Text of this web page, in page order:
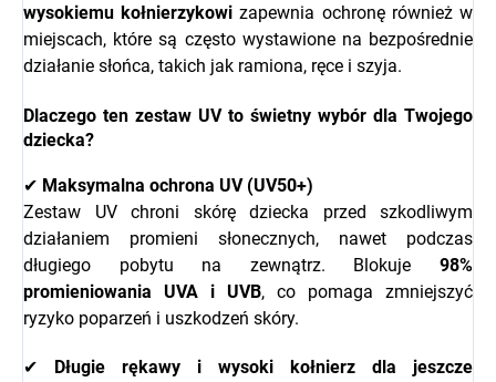
wysokiemu kołnierzykowi zapewnia ochronę również w
miejscach, które są często wystawione na bezpośrednie
działanie słońca, takich jak ramiona, ręce i szyja.
Dlaczego ten zestaw UV to świetny wybór dla Twojego
dziecka?
✔ Maksymalna ochrona UV (UV50+)
Zestaw UV chroni skórę dziecka przed szkodliwym
działaniem promieni słonecznych, nawet podczas
długiego pobytu na zewnątrz. Blokuje 98%
promieniowania UVA i UVB, co pomaga zmniejszyć
ryzyko poparzeń i uszkodzeń skóry.
✔
Długie rękawy i wysoki kołnierz dla jeszcze